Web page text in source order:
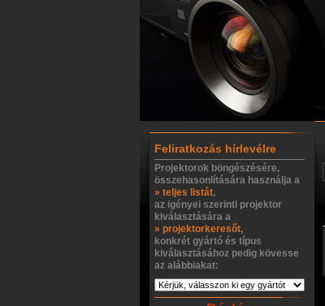
Feliratkozás hírlevélre
Projektorok böngészésére,
összehasonlítására használja a
» teljes listát,
az igényei szerinti projektor
kiválasztására a
» projektorkeresőt,
konkrét gyártó és típus
kiválasztásához pedig kövesse
az alábbiakat: